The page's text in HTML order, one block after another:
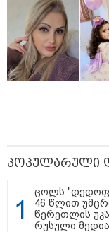
მნიშვნელოვანი
პოპულარული
ცოლს
46 წლით
წერეთლის
რუსული მედია